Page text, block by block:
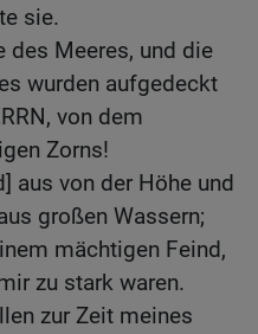
sie.
des Meeres, und die
wurden aufgedeckt
von dem
Zorns!
aus von der Höhe und
großen Wassern;
mächtigen Feind,
zu stark waren.
zur Zeit meines